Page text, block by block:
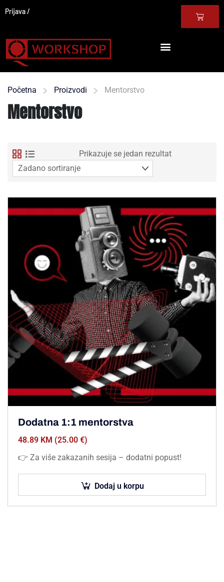
Prijava
Početna Proizvodi Mentorstvo
Mentorstvo
Prikazuje se jedan rezultat
Dodatna 1:1 mentorstva
48.89 KM (25.00 €)
👉 Za više zakazanih sesija – dodatni popust!
Dodaj u korpu